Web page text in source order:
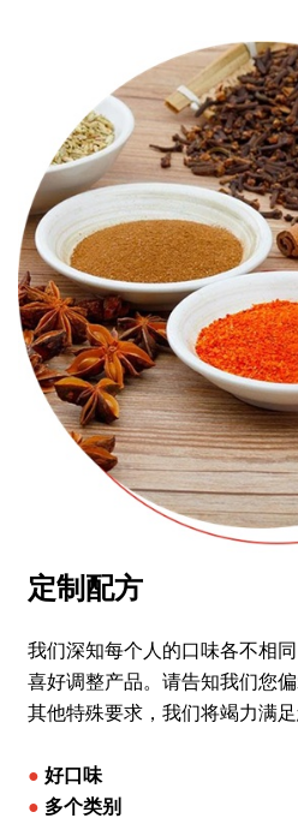
定制配方
我们深知每个人的口味各不相
喜好调整产品。请告知我们您
其他特殊要求，我们将竭力满足
● 好口味
● 多个类别